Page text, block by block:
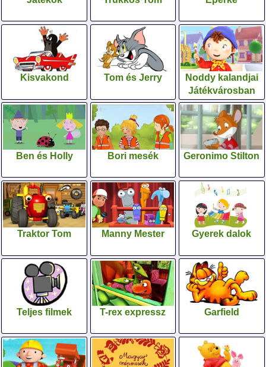
Kisvakond Tom és Jerry
Noddy kalandjai
Játékvárosban
Ben és Holly Bori mesék Geronimo Stilton
Traktor Tom Manny Mester Gyerek dalok
Teljes filmek T-rex expressz Garfield